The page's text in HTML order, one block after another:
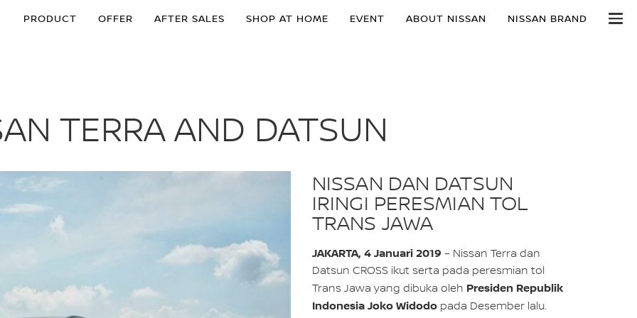
PRODUCT OFFER AFTER SALES SHOP AT HOME EVENT ABOUT NISSAN NISSAN BRAND
TERRA AND DATSUN
NISSAN DAN DATSUN
IRINGI PERESMIAN TOL
TRANS JAWA
JAKARTA, 4 Januari 2019 – Nissan Terra dan
Datsun CROSS ikut serta pada peresmian tol
Trans Jawa yang dibuka oleh Presiden Republik
Indonesia Joko Widodo pada Desember lalu.